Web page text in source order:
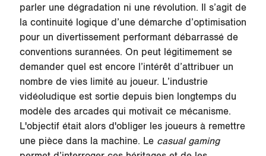
parler une dégradation ni une révolution. Il s’agit de
la continuité logique d’une démarche d’optimisation
pour un divertissement performant débarrassé de
conventions surannées. On peut légitimement se
demander quel est encore l’intérêt d’attribuer un
nombre de vies limité au joueur. L’industrie
vidéoludique est sortie depuis bien longtemps du
modèle des arcades qui motivait ce mécanisme.
L'objectif était alors d'obliger les joueurs à remettre
une pièce dans la machine. Le casual gaming